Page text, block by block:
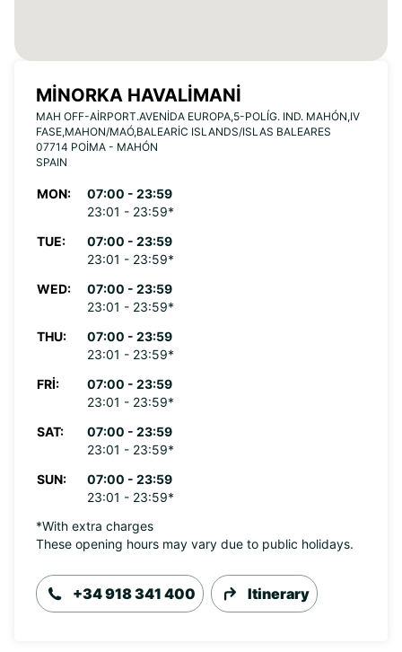
MINORKA HAVALIMANI
MAH OFF-AIRPORT.AVENIDA EUROPA,5-POLÍG. IND. MAHÓN,IV
FASE,MAHON/MAÓ,BALEARIC ISLANDS/ISLAS BALEARES
07714 POIMA - MAHÓN
SPAIN
MON:
07:00 - 23:59
23:01 - 23:59*
TUE:
07:00 - 23:59
23:01 - 23:59*
WED:
07:00 - 23:59
23:01 - 23:59*
THU:
07:00 - 23:59
23:01 - 23:59*
FRI:
07:00 - 23:59
23:01 - 23:59*
SAT:
07:00 - 23:59
23:01 - 23:59*
SUN:
07:00 - 23:59
23:01 - 23:59*
*With extra charges
These opening hours may vary due to public holidays.
+34 918 341 400 Itinerary